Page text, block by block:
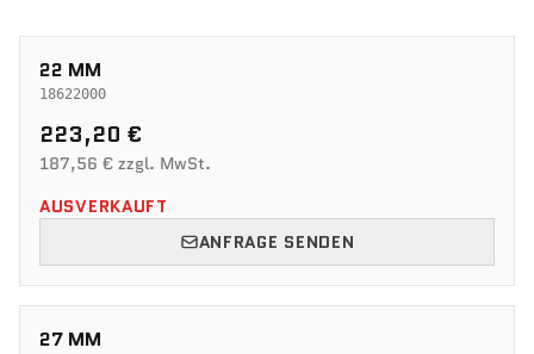
22 MM
18622000
223,20 €
187,56 € zzgl. MwSt.
AUSVERKAUFT
ANFRAGE SENDEN
27 MM